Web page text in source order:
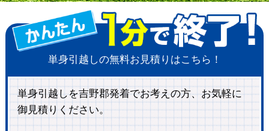
単身引越しの無料お見積りはこちら！
単身引越しを吉野郡発着でお考えの方、お気軽に
御見積りください。